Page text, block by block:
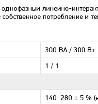
линейно-
потребление
300 ВА / 300 Вт
1 / 1
140–280 ± 5 %